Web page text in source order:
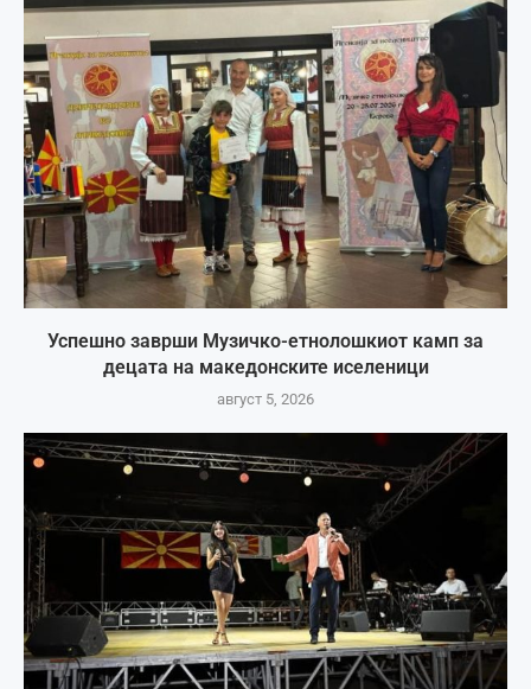
Успешно заврши Музичко-етнолошкиот камп за
децата на македонските иселеници
август 5, 2026